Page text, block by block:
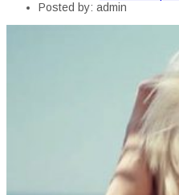
Posted by: admin